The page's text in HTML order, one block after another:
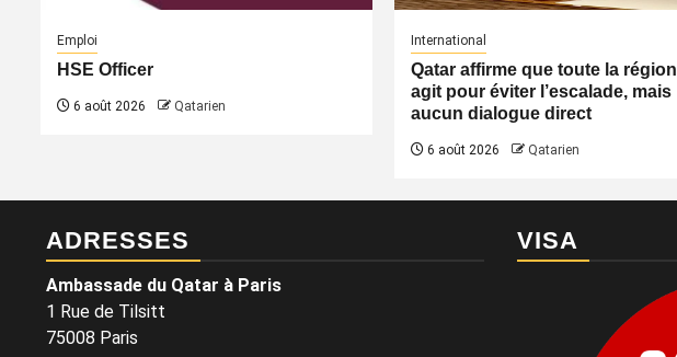
Emploi
HSE Officer
6 août 2026 Qatarien
International
Qatar affirme que toute la région
agit pour éviter l’escalade, mais
aucun dialogue direct
6 août 2026 Qatarien
ADRESSES
Ambassade du Qatar à Paris
1 Rue de Tilsitt
75008 Paris
VISA